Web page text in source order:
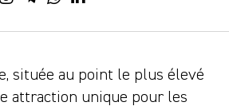
située au point le plus élevé
attraction unique pour les